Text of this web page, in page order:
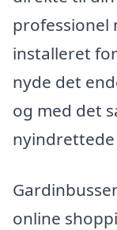
professionel
installeret
nyde det
og med det
online